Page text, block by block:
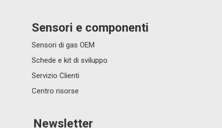
Sensori e componenti
Sensori di gas OEM
Schede e kit di sviluppo
Servizio Clienti
Centro risorse
Newsletter